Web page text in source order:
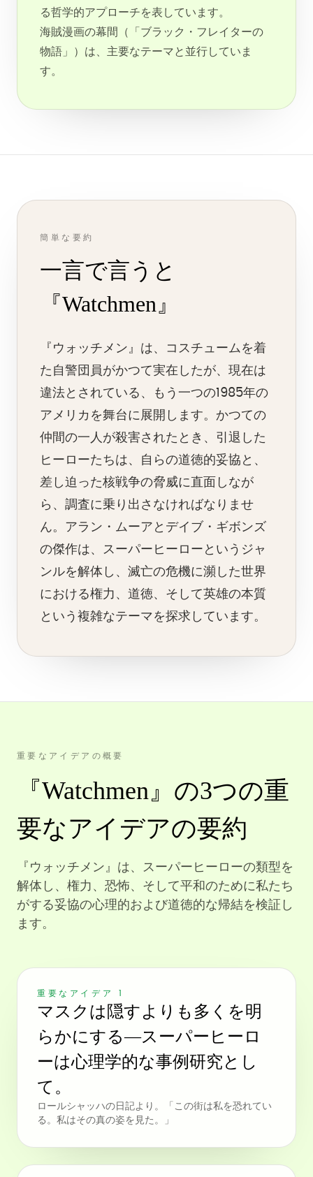
る哲学的アプローチを表しています。
海賊漫画の幕間（「ブラック・フレイターの
物語」）は、主要なテーマと並行していま
す。
簡単な要約
一言で言うと
『Watchmen』
『ウォッチメン』は、コスチュームを着
た自警団員がかつて実在したが、現在は
違法とされている、もう一つの1985年の
アメリカを舞台に展開します。かつての
仲間の一人が殺害されたとき、引退した
ヒーローたちは、自らの道徳的妥協と、
差し迫った核戦争の脅威に直面しなが
ら、調査に乗り出さなければなりませ
ん。アラン・ムーアとデイブ・ギボンズ
の傑作は、スーパーヒーローというジャ
ンルを解体し、滅亡の危機に瀕した世界
における権力、道徳、そして英雄の本質
という複雑なテーマを探求しています。
重要なアイデアの概要
『Watchmen』の3つの重
要なアイデアの要約
『ウォッチメン』は、スーパーヒーローの類型を
解体し、権力、恐怖、そして平和のために私たち
がする妥協の心理的および道徳的な帰結を検証し
ます。
重要なアイデア 1
マスクは隠すよりも多くを明
らかにする—スーパーヒーロ
ーは心理学的な事例研究とし
て。
ロールシャッハの日記より。「この街は私を恐れてい
る。私はその真の姿を見た。」